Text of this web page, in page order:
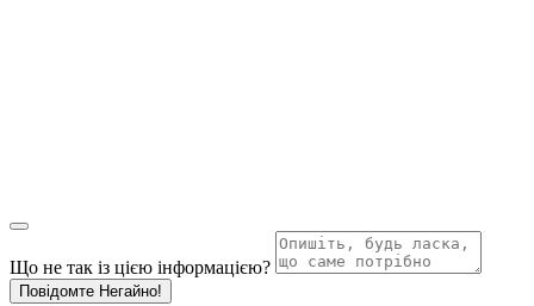
Що не так із цією інформацією?
Повідомте Негайно!